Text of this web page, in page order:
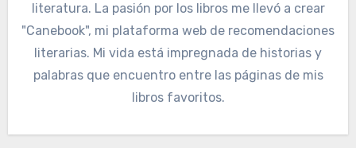
literatura. La pasión por los libros me llevó a crear
"Canebook", mi plataforma web de recomendaciones
literarias. Mi vida está impregnada de historias y
palabras que encuentro entre las páginas de mis
libros favoritos.